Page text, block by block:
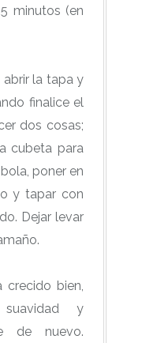
minutos (en
la tapa y
finalice el
dos cosas;
cubeta para
poner en
y tapar con
Dejar levar
crecido bien,
suavidad y
de nuevo.